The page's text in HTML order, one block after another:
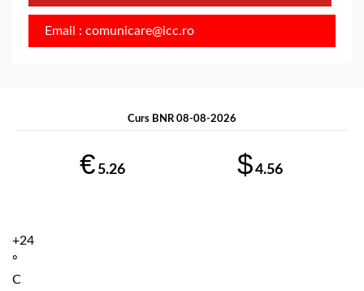
Email : comunicare@icc.ro
Curs BNR 08-08-2026
€ 5.26 $4.56
+24
°
C